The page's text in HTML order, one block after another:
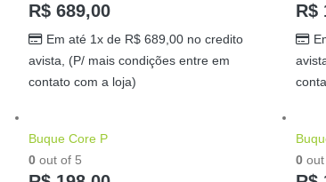
R$ 689,00
Em até 1x de R$ 689,00 no credito
avista, (P/ mais condições entre em
contato com a loja)
Buque Core P
0 out of 5
R$
0